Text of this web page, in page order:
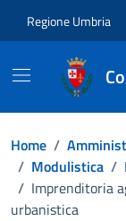
Regione Umbria
Home /
/ Modulistica /
/ Imprenditoria
urbanistica